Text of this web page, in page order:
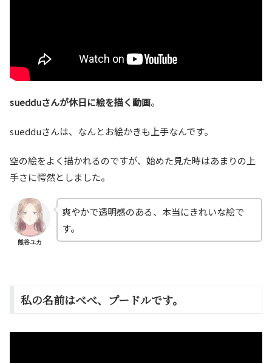
suedduさんが休日に絵を描く動画。
suedduさんは、なんとお絵かきも上手なんです。
空の絵をよく描かれるのですが、始めた見た時はあまりの上
手さに愕然としました。
熊谷ユカ
爽やかで透明感のある、本当にきれいな絵で
す。
私の名前はべべ、プードルです。